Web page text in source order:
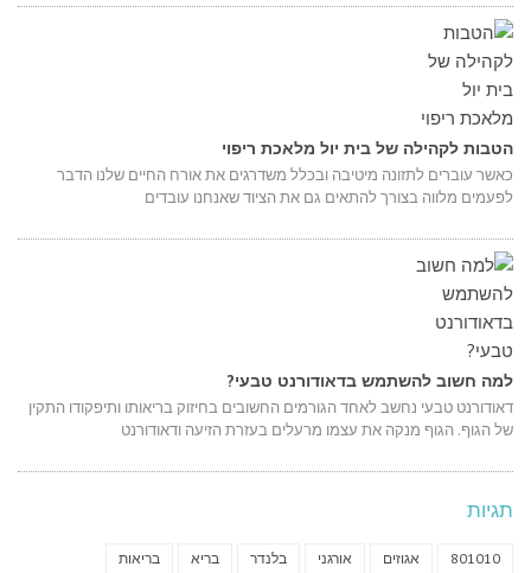
הטבות לקהילה של בית יול מלאכת ריפוי
כאשר עוברים לתזונה מיטיבה ובכלל משדרגים את אורח החיים שלנו הדבר
לפעמים מלווה בצורך להתאים גם את הציוד שאנחנו עובדים
למה חשוב להשתמש בדאודורנט טבעי?
דאודורנט טבעי נחשב לאחד הגורמים החשובים בחיזוק בריאותו ותיפקודו התקין
של הגוף. הגוף מנקה את עצמו מרעלים בעזרת הזיעה ודאודורנט
תגיות
801010 אגוזים אורגני בלנדר בריא בריאות